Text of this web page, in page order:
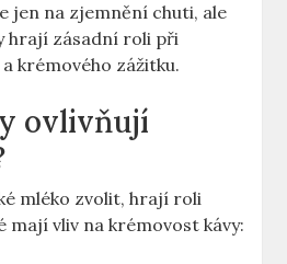
jen na zjemnění chuti, ale
hrají zásadní roli při
krémového zážitku.
ovlivňují
mléko zvolit, hrají roli
vliv na krémovost kávy: